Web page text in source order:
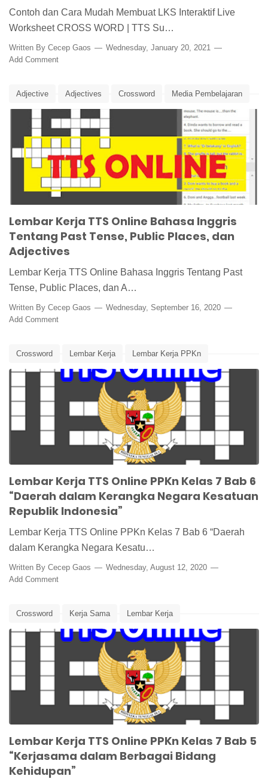
Contoh dan Cara Mudah Membuat LKS Interaktif Live
Worksheet CROSS WORD | TTS Su…
Written By Cecep Gaos
Wednesday, January 20, 2021
Add Comment
Adjective Adjectives Crossword Media Pembelajaran
TTS Online
Lembar Kerja TTS Online Bahasa Inggris
Tentang Past Tense, Public Places, dan
Adjectives
Lembar Kerja TTS Online Bahasa Inggris Tentang Past
Tense, Public Places, dan A…
Written By Cecep Gaos
Wednesday, September 16, 2020
Add Comment
Crossword Lembar Kerja Lembar Kerja PPKn
Lembar Kerja Siswa Media Pembelajaran NKRI
PPKn PPKn Kelas 7
TTS Online
Lembar Kerja TTS Online PPKn Kelas 7 Bab 6
“Daerah dalam Kerangka Negara Kesatuan
Republik Indonesia”
Lembar Kerja TTS Online PPKn Kelas 7 Bab 6 “Daerah
dalam Kerangka Negara Kesatu…
Written By Cecep Gaos
Wednesday, August 12, 2020
Add Comment
Crossword Kerja Sama Lembar Kerja
Lembar Kerja PPKn Lembar Kerja Siswa
PPKn PPKn Kelas 7
TTS Online
Lembar Kerja TTS Online PPKn Kelas 7 Bab 5
“Kerjasama dalam Berbagai Bidang
Kehidupan”